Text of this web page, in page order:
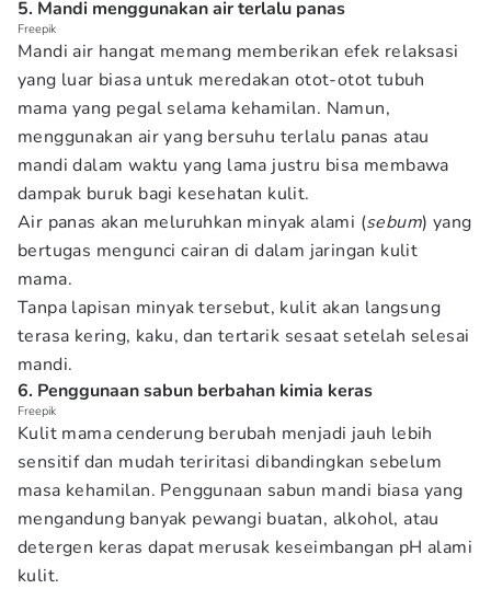
5. Mandi menggunakan air terlalu panas
Freepik
Mandi air hangat memang memberikan efek relaksasi
yang luar biasa untuk meredakan otot-otot tubuh
mama yang pegal selama kehamilan. Namun,
menggunakan air yang bersuhu terlalu panas atau
mandi dalam waktu yang lama justru bisa membawa
dampak buruk bagi kesehatan kulit.
Air panas akan meluruhkan minyak alami (sebum) yang
bertugas mengunci cairan di dalam jaringan kulit
mama.
Tanpa lapisan minyak tersebut, kulit akan langsung
terasa kering, kaku, dan tertarik sesaat setelah selesai
mandi.
6. Penggunaan sabun berbahan kimia keras
Freepik
Kulit mama cenderung berubah menjadi jauh lebih
sensitif dan mudah teriritasi dibandingkan sebelum
masa kehamilan. Penggunaan sabun mandi biasa yang
mengandung banyak pewangi buatan, alkohol, atau
detergen keras dapat merusak keseimbangan pH alami
kulit.